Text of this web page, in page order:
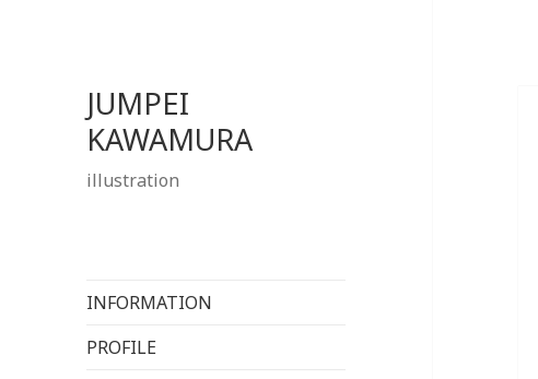
JUMPEI
KAWAMURA
illustration
INFORMATION
PROFILE